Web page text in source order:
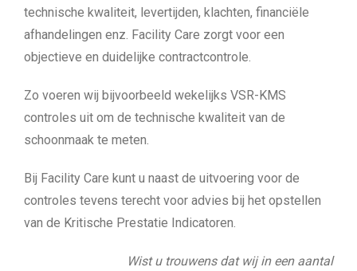
technische kwaliteit, levertijden, klachten, financiële
afhandelingen enz. Facility Care zorgt voor een
objectieve en duidelijke contractcontrole.
Zo voeren wij bijvoorbeeld wekelijks VSR-KMS
controles uit om de technische kwaliteit van de
schoonmaak te meten.
Bij Facility Care kunt u naast de uitvoering voor de
controles tevens terecht voor advies bij het opstellen
van de Kritische Prestatie Indicatoren.
Wist u trouwens dat wij in een aantal